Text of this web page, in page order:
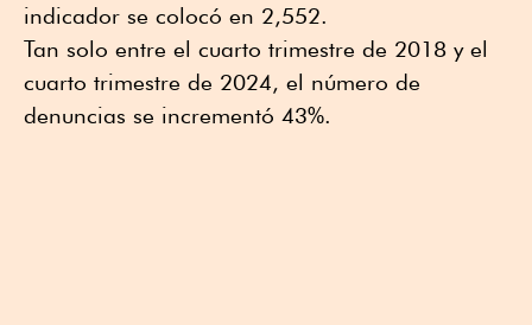
indicador se colocó en 2,552.
Tan solo entre el cuarto trimestre de 2018 y el
cuarto trimestre de 2024, el número de
denuncias se incrementó 43%.